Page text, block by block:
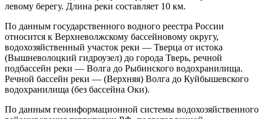
левому берегу. Длина реки составляет 10 км.
По данным государственного водного реестра России
относится к Верхневолжскому бассейновому округу,
водохозяйственный участок реки — Тверца от истока
(Вышневолоцкий гидроузел) до города Тверь, речной
подбассейн реки — Волга до Рыбинского водохранилища.
Речной бассейн реки — (Верхняя) Волга до Куйбышевского
водохранилища (без бассейна Оки).
По данным геоинформационной системы водохозяйственного